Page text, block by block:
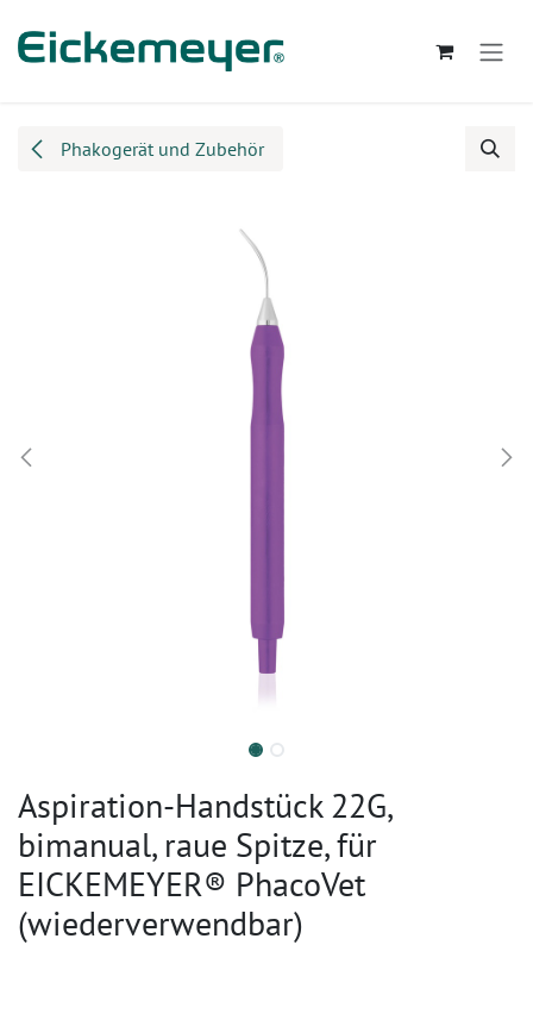
Phakogerät und Zubehör
Aspiration-Handstück 22G,
bimanual, raue Spitze, für
EICKEMEYER® PhacoVet
(wiederverwendbar)